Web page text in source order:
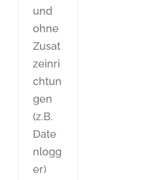
und
ohne
Zusat
zeinri
chtun
gen
(z.B.
Date
nlogg
er)